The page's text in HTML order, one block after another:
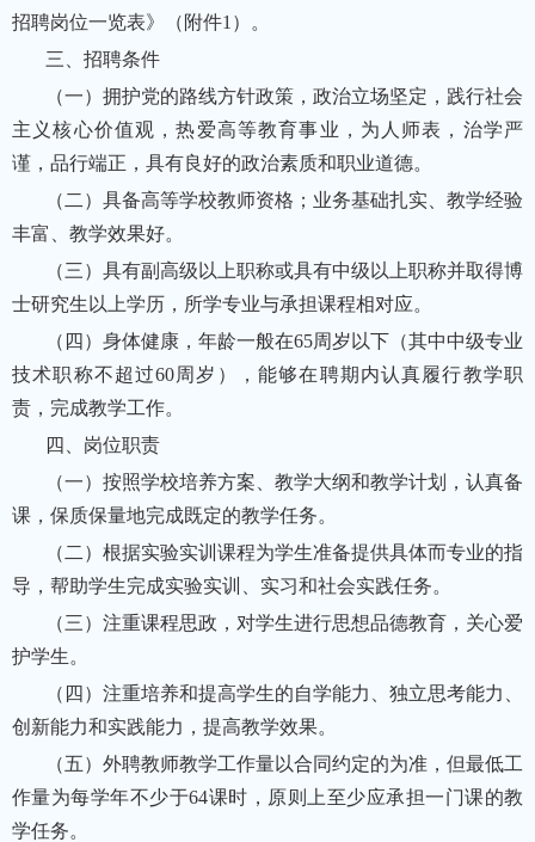
招聘岗位一览表》（附件1）。
三、招聘条件
（一）拥护党的路线方针政策，政治立场坚定，践行社会
主义核心价值观，热爱高等教育事业，为人师表，治学严
谨，品行端正，具有良好的政治素质和职业道德。
（二）具备高等学校教师资格；业务基础扎实、教学经验
丰富、教学效果好。
（三）具有副高级以上职称或具有中级以上职称并取得博
士研究生以上学历，所学专业与承担课程相对应。
（四）身体健康，年龄一般在65周岁以下（其中中级专业
技术职称不超过60周岁），能够在聘期内认真履行教学职
责，完成教学工作。
四、岗位职责
（一）按照学校培养方案、教学大纲和教学计划，认真备
课，保质保量地完成既定的教学任务。
（二）根据实验实训课程为学生准备提供具体而专业的指
导，帮助学生完成实验实训、实习和社会实践任务。
（三）注重课程思政，对学生进行思想品德教育，关心爱
护学生。
（四）注重培养和提高学生的自学能力、独立思考能力、
创新能力和实践能力，提高教学效果。
（五）外聘教师教学工作量以合同约定的为准，但最低工
作量为每学年不少于64课时，原则上至少应承担一门课的教
学任务。